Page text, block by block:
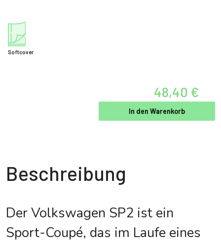
Softcover
48,40 €
In den Warenkorb
Beschreibung
Der Volkswagen SP2 ist ein
Sport-Coupé, das im Laufe eines